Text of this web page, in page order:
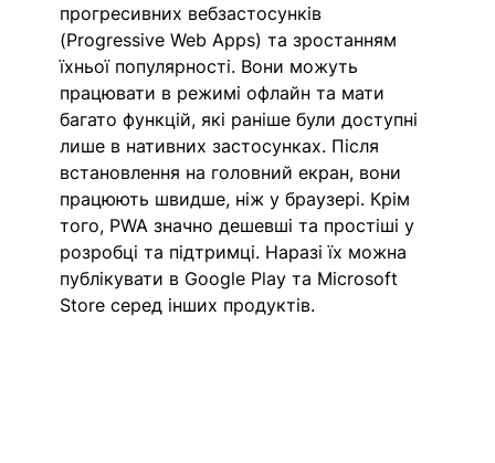
прогресивних вебзастосунків
(Progressive Web Apps) та зростанням
їхньої популярності. Вони можуть
працювати в режимі офлайн та мати
багато функцій, які раніше були доступні
лише в нативних застосунках. Після
встановлення на головний екран, вони
працюють швидше, ніж у браузері. Крім
того, PWA значно дешевші та простіші у
розробці та підтримці. Наразі їх можна
публікувати в Google Play та Microsoft
Store серед інших продуктів.